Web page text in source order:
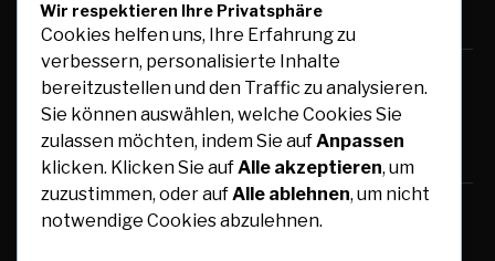
August 9, 2026
Wäschelogistik in der Wäscherei für
effizienten Transport und sichere
Abläufe
August 9, 2026
Wäschereitechnik für moderne und
Wir respektieren Ihre Privatsphäre
Cookies helfen uns, Ihre Erfahrung zu
verbessern, personalisierte Inhalte
bereitzustellen und den Traffic zu analysieren.
Sie können auswählen, welche Cookies Sie
zulassen möchten, indem Sie aufAnpassen
klicken. Klicken Sie aufAlle akzeptieren, um
zuzustimmen, oder aufAlle ablehnen, um nicht
notwendige Cookies abzulehnen.